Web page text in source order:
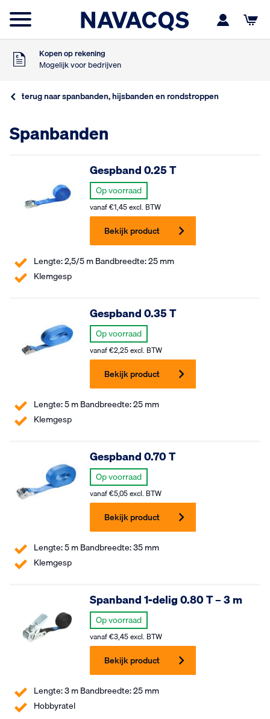
Morgen in huis
9
Klanten geven ons
Op basis van 453 beoordelingen
Kopen op rekening
Mogelijk voor bedrijven
Voor 16:00 besteld
9,5
Klanten geven ons
Op basis van 453 beoordelingen
Gratis verzending
Vanaf €75,- excl. BTW
Voor 16:00 besteld
terug naar spanbanden, hijsbanden en rondstroppen
Spanbanden
Lengte: 2,5/5 m Bandbreedte: 25 mm
Klemgesp
Gespband 0.25 T
Op voorraad
vanaf€1,45excl. BTW
Bekijk product
Lengte: 5 m Bandbreedte: 25 mm
Klemgesp
Gespband 0.35 T
Op voorraad
vanaf€2,25excl. BTW
Bekijk product
Lengte: 5 m Bandbreedte: 35 mm
Klemgesp
Gespband 0.70 T
Op voorraad
vanaf€5,05excl. BTW
Bekijk product
Lengte: 3 m Bandbreedte: 25 mm
Hobbyratel
Spanband 1-delig 0.80 T – 3 m
Op voorraad
vanaf€3,45excl. BTW
Bekijk product